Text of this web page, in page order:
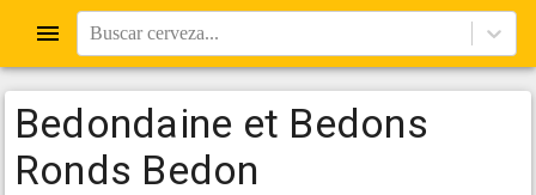
Buscar cerveza...
Bedondaine et Bedons
Ronds Bedon